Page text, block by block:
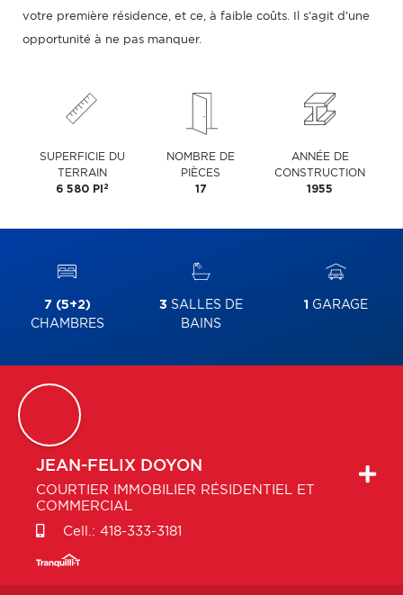
votre première résidence, et ce, à faible coûts. Il s'agit d'une
opportunité à ne pas manquer.
SUPERFICIE DU
TERRAIN
6 580 PI 2
NOMBRE DE
PIÈCES
17
ANNÉE DE
CONSTRUCTION
1955
7 (5+2)
CHAMBRES
3 SALLES DE
BAINS
1 GARAGE
JEAN-FELIX DOYON
COURTIER IMMOBILIER RÉSIDENTIEL ET
COMMERCIAL
Cell.: 418-333-3181